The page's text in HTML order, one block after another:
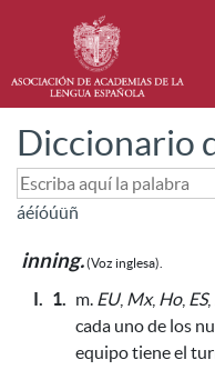
Diccionario
áéíóúüñ
inning.(Voz inglesa).
I. 1. m. EU, Mx, Ho, ES,
cada uno de los
equipo tiene el